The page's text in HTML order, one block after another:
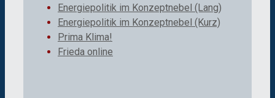
Energiepolitik im Konzeptnebel (Lang)
Energiepolitik im Konzeptnebel (Kurz)
Prima Klima!
Frieda online